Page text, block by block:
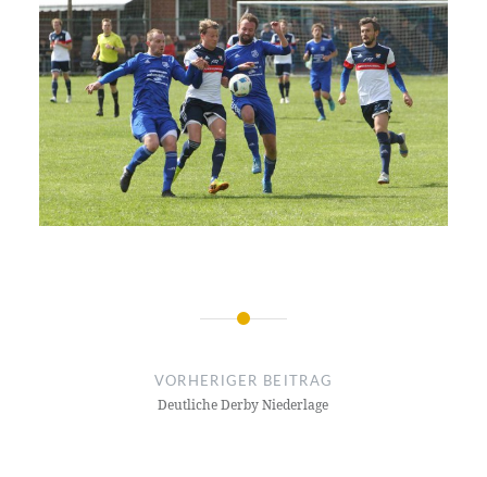
Beitragsnavigation
VORHERIGER BEITRAG
Deutliche Derby Niederlage